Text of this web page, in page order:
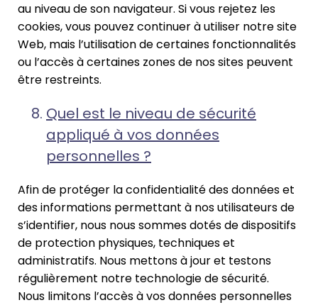
au niveau de son navigateur. Si vous rejetez les
cookies, vous pouvez continuer à utiliser notre site
Web, mais l’utilisation de certaines fonctionnalités
ou l’accès à certaines zones de nos sites peuvent
être restreints.
Quel est le niveau de sécurité
appliqué à vos données
personnelles ?
Afin de protéger la confidentialité des données et
des informations permettant à nos utilisateurs de
s’identifier, nous nous sommes dotés de dispositifs
de protection physiques, techniques et
administratifs. Nous mettons à jour et testons
régulièrement notre technologie de sécurité.
Nous limitons l’accès à vos données personnelles